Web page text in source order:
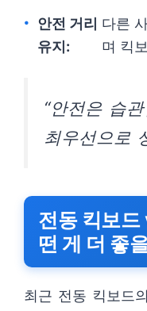
안전 거리
유지:
다른
며 킥
“안전은 습
최우선으로
전동 킥보드
떤 게 더 좋
최근 전동 킥보드